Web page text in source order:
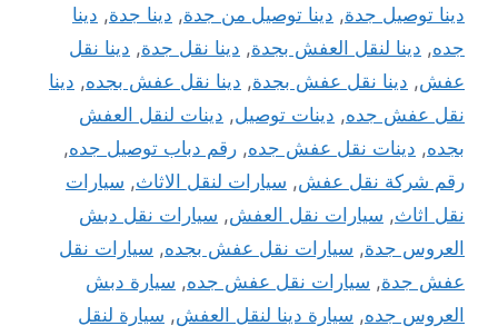
دينا توصيل جدة, دينا توصيل من جدة, دينا جدة, دينا
جده, دينا لنقل العفش بجدة, دينا نقل جدة, دينا نقل
عفش, دينا نقل عفش بجدة, دينا نقل عفش بجده, دينا
نقل عفش جده, دينات توصيل, دينات لنقل العفش
بجده, دينات نقل عفش جده, رقم دباب توصيل جده,
رقم شركة نقل عفش, سيارات لنقل الاثاث, سيارات
نقل اثاث, سيارات نقل العفش, سيارات نقل دبش
العروس جدة, سيارات نقل عفش بجده, سيارات نقل
عفش جدة, سيارات نقل عفش جده, سيارة دبش
العروس جده, سيارة دينا لنقل العفش, سيارة لنقل